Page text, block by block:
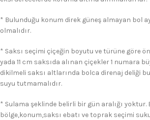
* Bulunduğu konum direk güneş almayan bol
olmalıdır.
* Saksı seçimi çiçeğin boyutu ve türüne göre
yada 11 cm saksıda alınan çiçekler 1 numara
dikilmeli saksı altlarında bolca direnaj deliği
suyu tutmamalıdır.
* Sulama şeklinde belirli bir gün aralığı yoktur.
bölge,konum,saksı ebatı ve toprak seçimi